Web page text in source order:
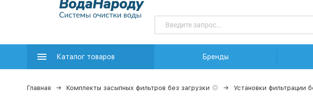
Каталог товаров Бренды
Главная Комплекты засыпных фильтров без загрузки Установки фильтрации